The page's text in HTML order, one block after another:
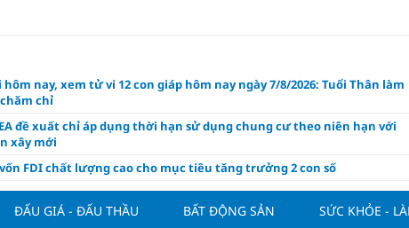
hôm nay, xem tử vi 12 con giáp hôm nay ngày 7/8/2026: Tuổi Thân làm
chỉ
đề xuất chỉ áp dụng thời hạn sử dụng chung cư theo niên hạn với
xây mới
FDI chất lượng cao cho mục tiêu tăng trưởng 2 con số
lực nào để Việt Nam hiện thực hóa mục tiêu tăng trưởng 10%?
cứu tính tiền gửi Kho bạc vào nguồn vốn huy động của ngân hàng
ĐẤU GIÁ - ĐẤU THẦU BẤT ĐỘNG SẢN SỨC KHỎE -